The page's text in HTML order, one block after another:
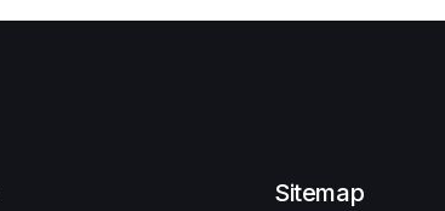
Sitemap